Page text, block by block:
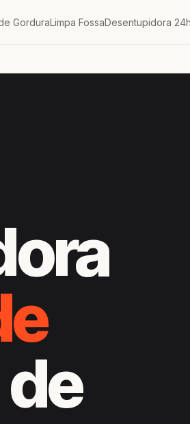
GorduraLimpa FossaDesentupidora 24h
de